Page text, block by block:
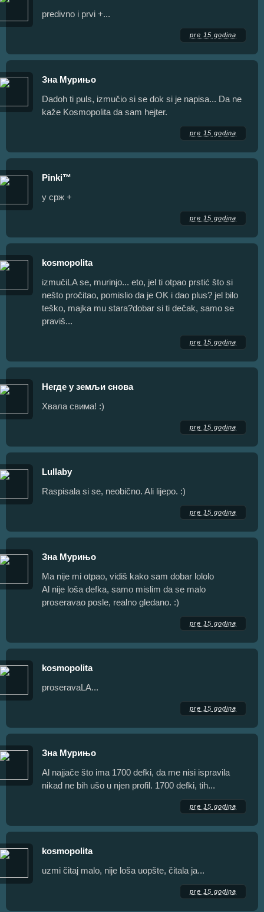
predivno i prvi +...
pre 15 godina
Зна Мурињо
Dadoh ti puls, izmučio si se dok si je napisa... Da ne
kaže Kosmopolita da sam hejter.
pre 15 godina
Pinki™
у срж +
pre 15 godina
kosmopolita
izmučiLA se, murinjo... eto, jel ti otpao prstić što si
nešto pročitao, pomislio da je OK i dao plus? jel bilo
teško, majka mu stara?dobar si ti dečak, samo se
praviš...
pre 15 godina
Негде у земљи снова
Хвала свима! :)
pre 15 godina
Lullaby
Raspisala si se, neobično. Ali lijepo. :)
pre 15 godina
Зна Мурињо
Ma nije mi otpao, vidiš kako sam dobar lololo
Al nije loša defka, samo mislim da se malo
proseravao posle, realno gledano. :)
pre 15 godina
kosmopolita
proseravaLA...
pre 15 godina
Зна Мурињо
Al najjače što ima 1700 defki, da me nisi ispravila
nikad ne bih ušo u njen profil. 1700 defki, tih...
pre 15 godina
kosmopolita
uzmi čitaj malo, nije loša uopšte, čitala ja...
pre 15 godina